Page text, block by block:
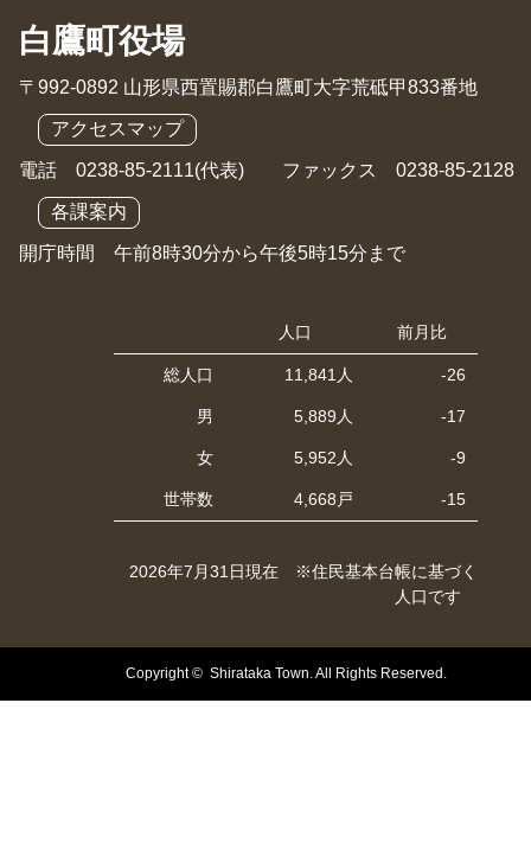
白鷹町役場
〒992-0892 山形県西置賜郡白鷹町大字荒砥甲833番地
アクセスマップ
電話 0238-85-2111(代表) ファックス 0238-85-2128
各課案内
開庁時間 午前8時30分から午後5時15分まで
人口 前月比
総人口 11,841人 -26
男 5,889人 -17
女 5,952人 -9
世帯数 4,668戸 -15
2026年7月31日現在 ※住民基本台帳に基づく
人口です
Copyright © Shirataka Town. All Rights Reserved.